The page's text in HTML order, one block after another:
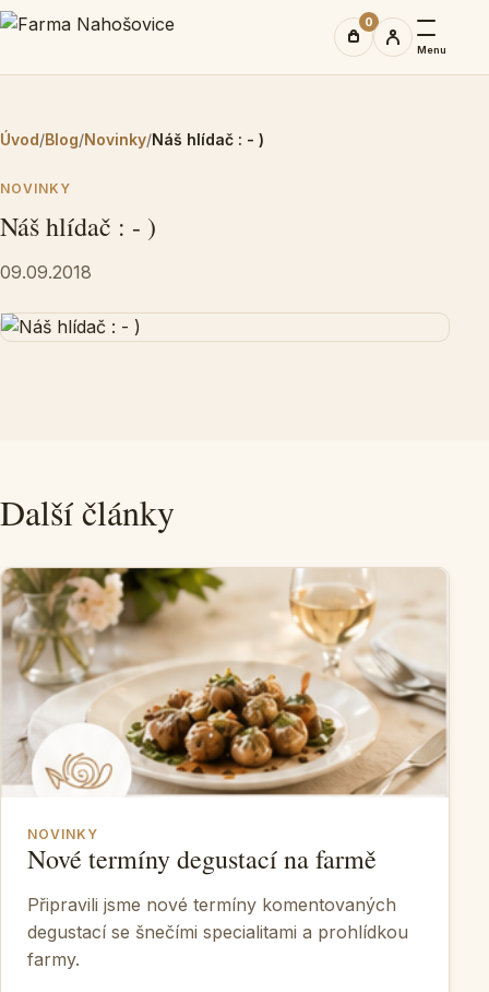
0
Menu
Úvod/Blog/Novinky/Náš hlídač : - )
NOVINKY
Náš hlídač : - )
09.09.2018
Další články
NOVINKY
Nové termíny degustací na farmě
Připravili jsme nové termíny komentovaných
degustací se šnečími specialitami a prohlídkou
farmy.